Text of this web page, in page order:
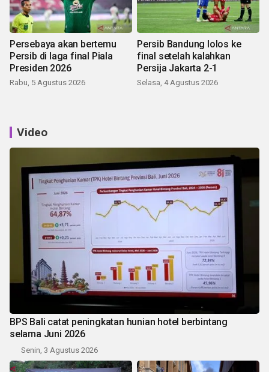
Persebaya akan bertemu
Persib di laga final Piala
Presiden 2026
Rabu, 5 Agustus 2026
Persib Bandung lolos ke
final setelah kalahkan
Persija Jakarta 2-1
Selasa, 4 Agustus 2026
Video
BPS Bali catat peningkatan hunian hotel berbintang
selama Juni 2026
Senin, 3 Agustus 2026